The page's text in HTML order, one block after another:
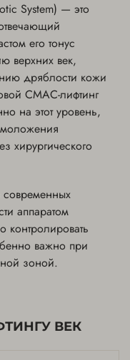
System) — это
его тонус
верхних век,
дряблости кожи
СМАС-лифтинг
на этот уровень,
хирургического
аппаратом
контролировать
важно при
зоной.
ВЕК